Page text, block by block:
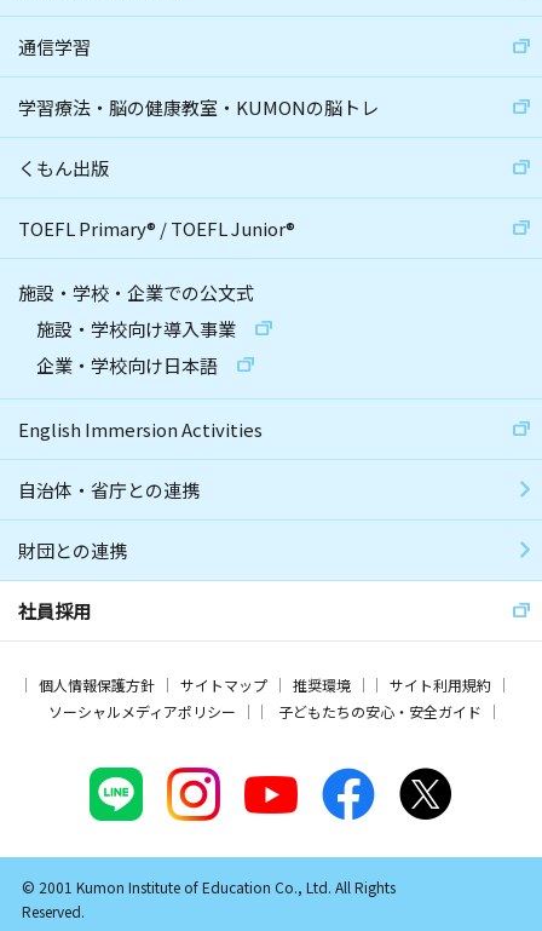
通信学習
学習療法・脳の健康教室・KUMONの脳トレ
くもん出版
TOEFL Primary® /TOEFL Junior®
施設・学校・企業での公文式
施設・学校向け導入事業
企業・学校向け日本語
English Immersion Activities
自治体・省庁との連携
財団との連携
社員採用
個人情報保護方針 サイトマップ 推奨環境
サイト利用規約
ソーシャルメディアポリシー
子どもたちの安心・安全ガイド
© 2001 Kumon Institute of Education Co., Ltd. All Rights
Reserved.